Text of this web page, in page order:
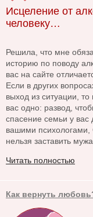
Исцеление от
человеку…
Решила, что мне
историю по поводу
вас на сайте
Если в других
выход из ситуации,
вас одно: развод,
спасение семьи у вас
вашими психологами,
нельзя заставить
Читать полностью
Как вернуть